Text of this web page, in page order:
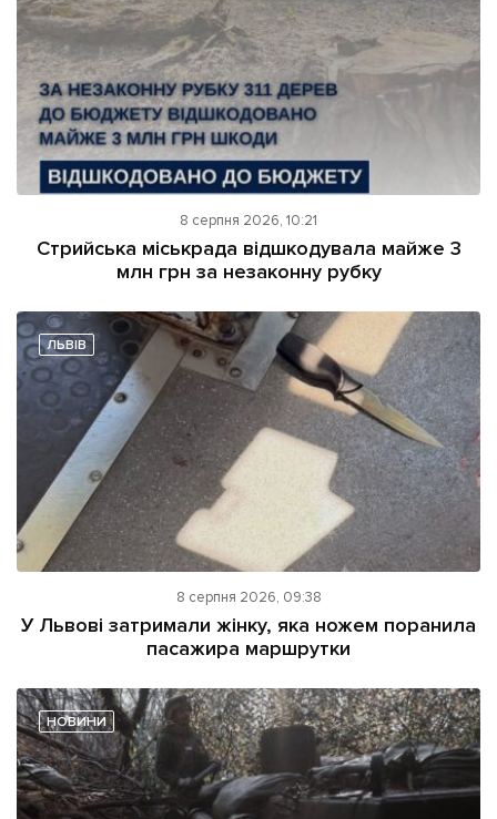
8 серпня 2026, 10:21
Стрийська міськрада відшкодувала майже 3
млн грн за незаконну рубку
ЛЬВІВ
8 серпня 2026, 09:38
У Львові затримали жінку, яка ножем поранила
пасажира маршрутки
НОВИНИ